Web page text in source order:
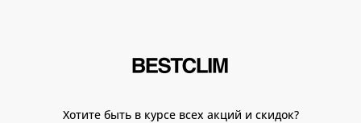
Хотите быть в курсе всех акций и скидок?